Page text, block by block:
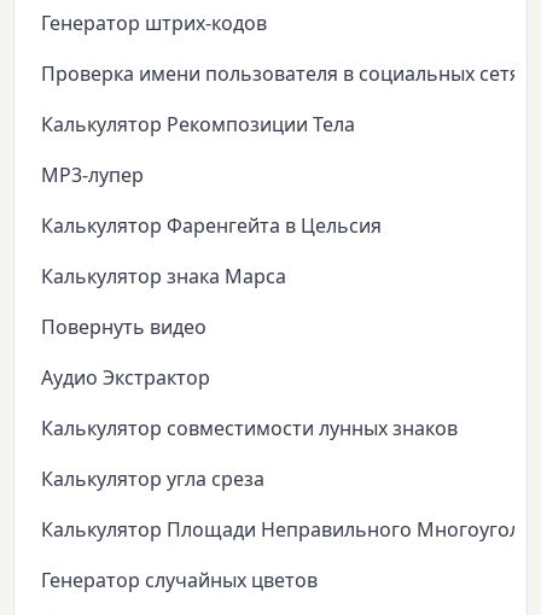
Генератор штрих-кодов
Проверка имени пользователя в социальных сетях
Калькулятор Рекомпозиции Тела
MP3-лупер
Калькулятор Фаренгейта в Цельсия
Калькулятор знака Марса
Повернуть видео
Аудио Экстрактор
Калькулятор совместимости лунных знаков
Калькулятор угла среза
Калькулятор Площади Неправильного
Генератор случайных цветов